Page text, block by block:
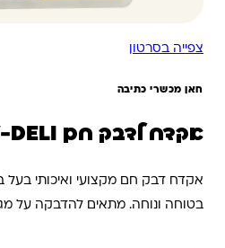
צפייה בסרטון
חאן מכשרי כתיבה
אקדח לדבק חם 65W-DELI
אקדח דבק חם מקצועי ואיכותי בעל
בטוחה ונוחה. מתאים להדבקה על